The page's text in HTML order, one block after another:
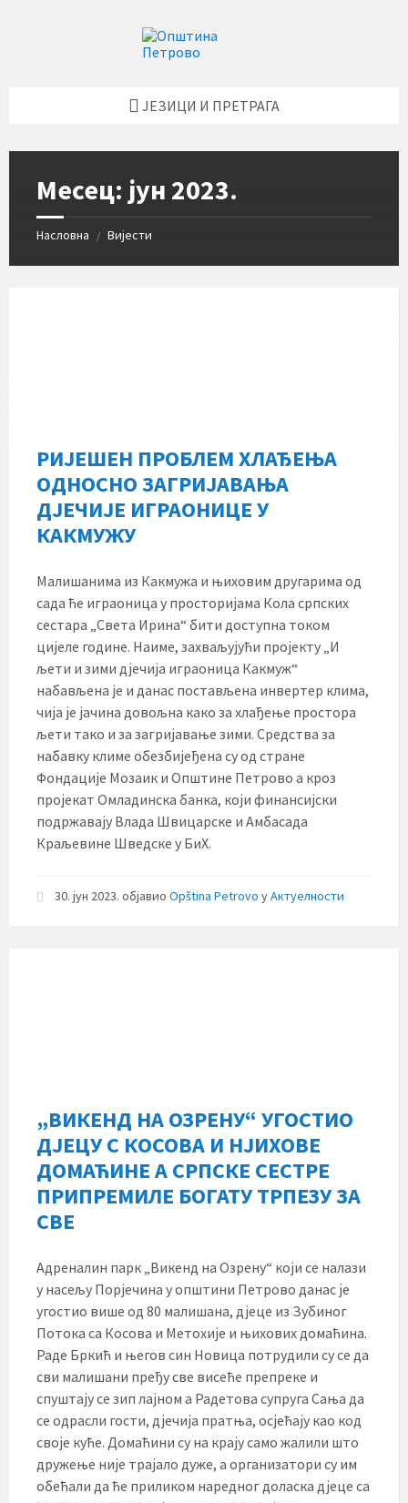
ЈЕЗИЦИ И ПРЕТРАГА
Месец: јун 2023.
Насловна / Вијести
РИЈЕШЕН ПРОБЛЕМ ХЛАЂЕЊА
ОДНОСНО ЗАГРИЈАВАЊА
ДЈЕЧИЈЕ ИГРАОНИЦЕ У
КАКМУЖУ
Малишанима из Какмужа и њиховим другарима од
сада ће играоница у просторијама Кола српских
сестара „Света Ирина“ бити доступна током
цијеле године. Наиме, захваљујући пројекту „И
љети и зими дјечија играоница Какмуж“
набављена је и данас постављена инвертер клима,
чија је јачина довољна како за хлађење простора
љети тако и за загријавање зими. Средства за
набавку климе обезбијеђена су од стране
Фондације Мозаик и Општине Петрово а кроз
пројекат Омладинска банка, који финансијски
подржавају Влада Швицарске и Амбасада
Краљевине Шведске у БиХ.
30. јун 2023. објавио Opština Petrovo уАктуелности
„ВИКЕНД НА ОЗРЕНУ“ УГОСТИО
ДЈЕЦУ С КОСОВА И НЈИХОВЕ
ДОМАЋИНЕ А СРПСКЕ СЕСТРЕ
ПРИПРЕМИЛЕ БОГАТУ ТРПЕЗУ ЗА
СВЕ
Адреналин парк „Викенд на Озрену“ који се налази
у насељу Порјечина у општини Петрово данас је
угостио више од 80 малишана, дјеце из Зубиног
Потока са Косова и Метохије и њихових домаћина.
Раде Бркић и његов син Новица потрудили су се да
сви малишани пређу све висеће препреке и
спуштају се зип лајном а Радетова супруга Сања да
се одрасли гости, дјечија пратња, осјећају као код
своје куће. Домаћини су на крају само жалили што
дружење није трајало дуже, а организатори су им
обећали да ће приликом наредног доласка дјеце са